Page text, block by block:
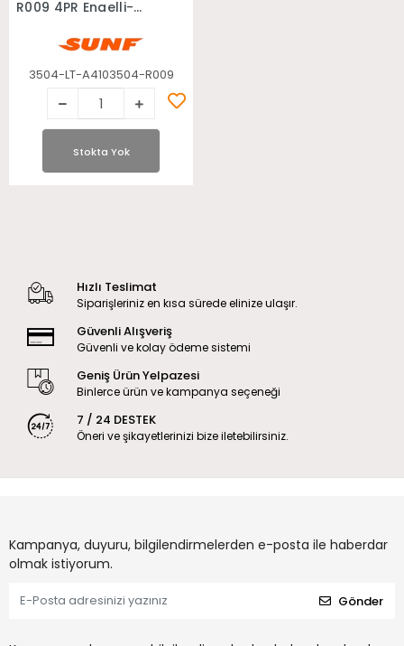
R009 4PR Engelli-
Lastiği
3504-LT-A4103504-R009
Stokta Yok
Hızlı Teslimat
Siparişleriniz en kısa sürede elinize ulaşır.
Güvenli Alışveriş
Güvenli ve kolay ödeme sistemi
Geniş Ürün Yelpazesi
Binlerce ürün ve kampanya seçeneği
7 / 24 DESTEK
Öneri ve şikayetlerinizi bize iletebilirsiniz.
Kampanya, duyuru, bilgilendirmelerden e-posta ile haberdar
olmak istiyorum.
Gönder